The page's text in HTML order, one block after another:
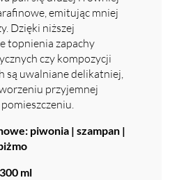
emitując mniej
Dzięki niższej
topnienia zapachy
czy kompozycji
są uwalniane delikatniej,
przyjemnej
piwonia | szampan |
300 ml